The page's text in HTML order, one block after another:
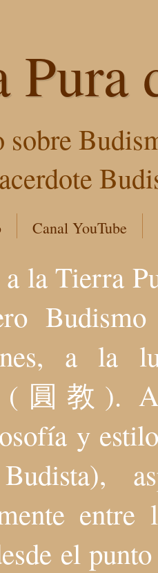
Pura
sobre
Canal YouTube
la Tierra
a la
(圓教).
y
el